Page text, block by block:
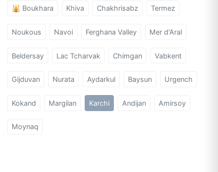
🕌 Boukhara Khiva Chakhrisabz Termez
Noukous Navoi Ferghana Valley Mer d'Aral
Beldersay Lac Tcharvak Chimgan Vabkent
Gijduvan Nurata Aydarkul Baysun Urgench
Kokand Margilan Karchi Andijan Amirsoy
Moynaq